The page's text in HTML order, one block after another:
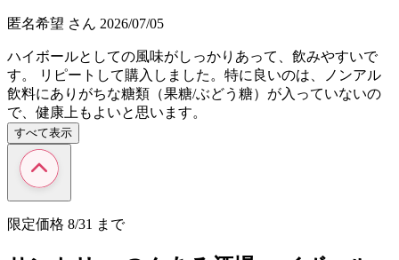
匿名希望 さん 2026/07/05
ハイボールとしての風味がしっかりあって、飲みやすいで
す。 リピートして購入しました。特に良いのは、ノンアル
飲料にありがちな糖類（果糖/ぶどう糖）が入っていないの
で、健康上もよいと思います。
すべて表示
限定価格 8/31 まで